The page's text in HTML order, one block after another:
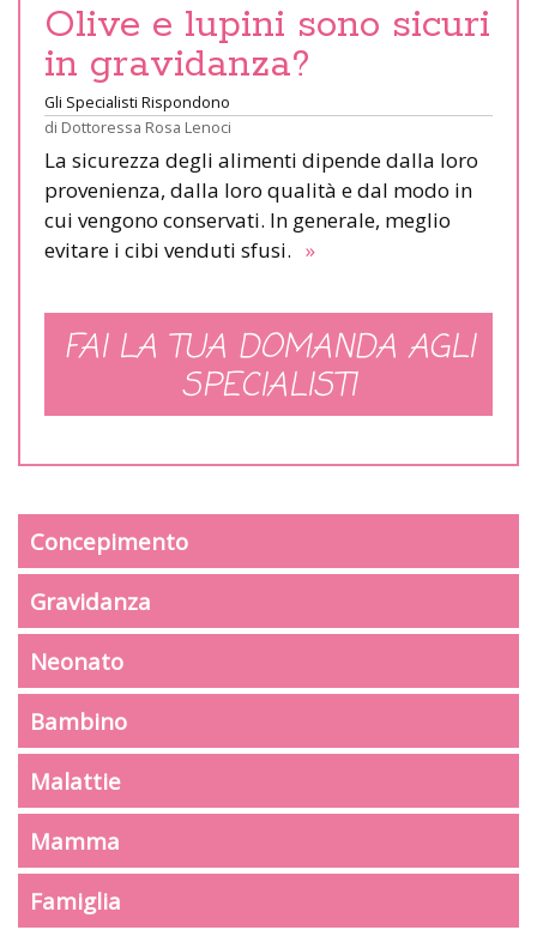
Olive e lupini sono sicuri
in gravidanza?
Gli Specialisti Rispondono
di Dottoressa Rosa Lenoci
La sicurezza degli alimenti dipende dalla loro
provenienza, dalla loro qualità e dal modo in
cui vengono conservati. In generale, meglio
evitare i cibi venduti sfusi. »
FAI LA TUA DOMANDA AGLI
SPECIALISTI
Concepimento
Gravidanza
Neonato
Bambino
Malattie
Mamma
Famiglia